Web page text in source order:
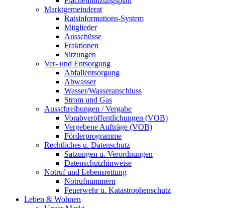
Marktgemeinderat
Ratsinformations-System
Mitglieder
Ausschüsse
Fraktionen
Sitzungen
Ver- und Entsorgung
Abfallentsorgung
Abwasser
Wasser/Wasseranschluss
Strom und Gas
Ausschreibungen / Vergabe
Vorabveröffentlichungen (VOB)
Vergebene Aufträge (VOB)
Förderprogramme
Rechtliches u. Datenschutz
Satzungen u. Verordnungen
Datenschutzhinweise
Notruf und Lebensrettung
Notrufnummern
Feuerwehr u. Katastrophenschutz
Leben & Wohnen